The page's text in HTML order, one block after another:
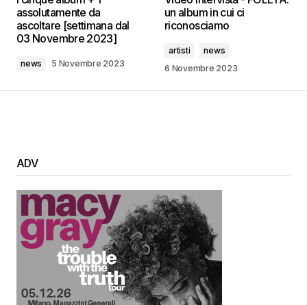
assolutamente da
ascoltare [settimana dal
03 Novembre 2023]
news 5 Novembre 2023
un album in cui ci
riconosciamo
artisti
news
6 Novembre 2023
ADV